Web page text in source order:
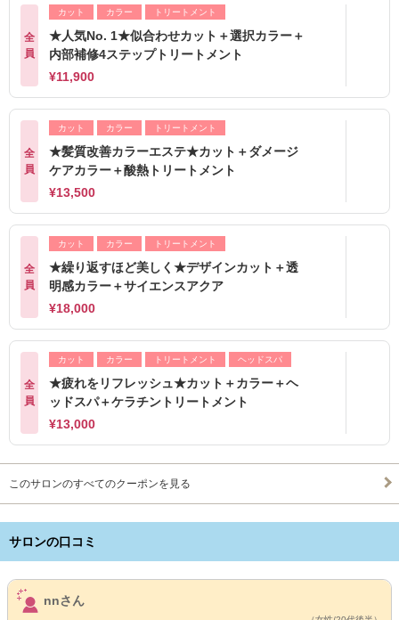
全
員
カット カラー トリートメント
★人気No. 1★似合わせカット＋選択カラー＋
内部補修4ステップトリートメント
¥11,900
全
員
カット カラー トリートメント
★髪質改善カラーエステ★カット＋ダメージ
ケアカラー＋酸熱トリートメント
¥13,500
全
員
カット カラー トリートメント
★繰り返すほど美しく★デザインカット＋透
明感カラー＋サイエンスアクア
¥18,000
全
員
カット カラー トリートメント ヘッドスパ
★疲れをリフレッシュ★カット＋カラー＋ヘ
ッドスパ＋ケラチントリートメント
¥13,000
このサロンのすべてのクーポンを見る
サロンの口コミ
サロンPick Up
nnさん